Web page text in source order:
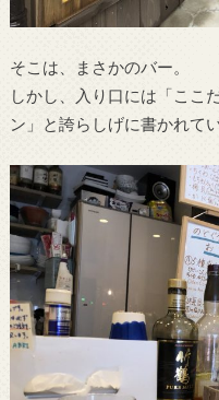
そこは、まさかのバー。
しかし、入り口には「こ
ン」と誇らしげに書かれてい